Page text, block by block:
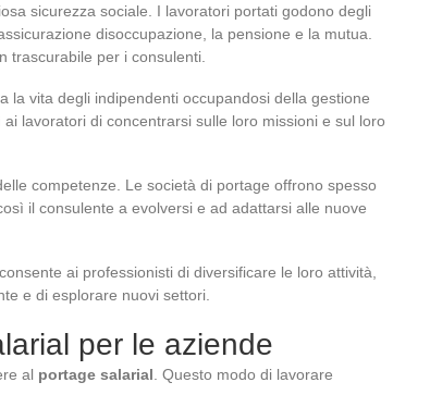
sicurezza sociale. I lavoratori portati godono degli
disoccupazione, la pensione e la mutua.
trascurabile per i consulenti.
la vita degli indipendenti occupandosi della gestione
lavoratori di concentrarsi sulle loro missioni e sul loro
competenze. Le società di portage offrono spesso
il consulente a evolversi e ad adattarsi alle nuove
ai professionisti di diversificare le loro attività,
e di esplorare nuovi settori.
per le aziende
al portage salarial . Questo modo di lavorare